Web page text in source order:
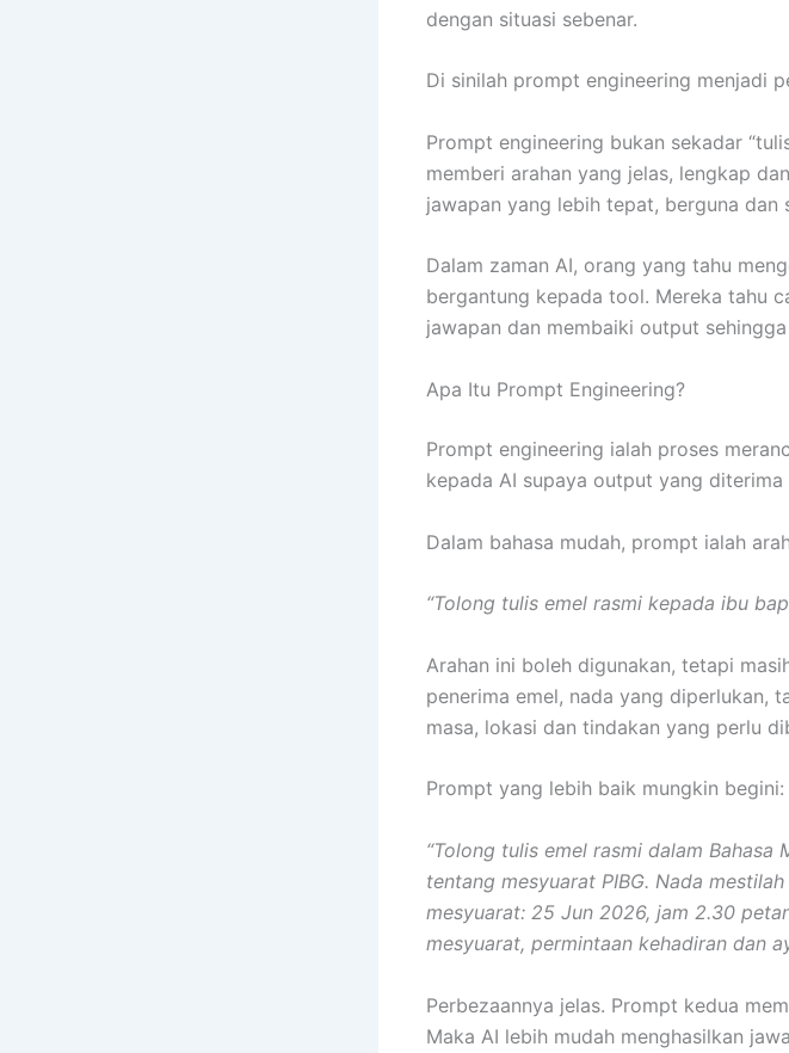
dengan situasi sebenar.
Di sinilah prompt engineering menjadi
Prompt engineering bukan sekadar
memberi arahan yang jelas, lengkap
jawapan yang lebih tepat, berguna dan
Dalam zaman AI, orang yang tahu
bergantung kepada tool. Mereka tahu
jawapan dan membaiki output
Apa Itu Prompt Engineering?
Prompt engineering ialah proses
kepada AI supaya output yang
Dalam bahasa mudah, prompt ialah
“Tolong tulis emel rasmi kepada ibu
Arahan ini boleh digunakan, tetapi
penerima emel, nada yang diperlukan,
masa, lokasi dan tindakan yang perlu
Prompt yang lebih baik mungkin begini:
“Tolong tulis emel rasmi dalam
tentang mesyuarat PIBG. Nada
mesyuarat: 25 Jun 2026, jam 2.30
mesyuarat, permintaan kehadiran dan
Perbezaannya jelas. Prompt kedua
Maka AI lebih mudah menghasilkan